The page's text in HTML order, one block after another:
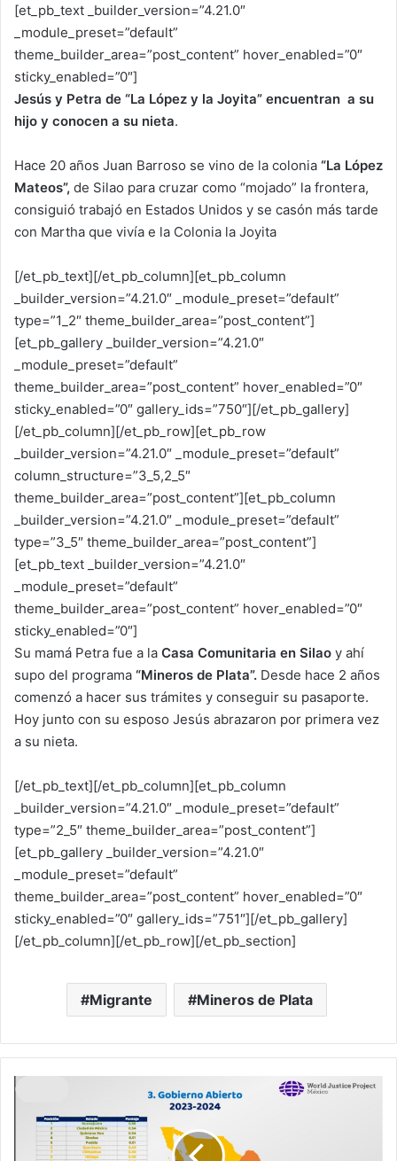
[et_pb_text _builder_version=”4.21.0″
_module_preset=”default”
theme_builder_area=”post_content” hover_enabled=”0″
sticky_enabled=”0″]
Jesús y Petra de “La López y la Joyita” encuentran a su
hijo y conocen a su nieta.
Hace 20 años Juan Barroso se vino de la colonia “La López
Mateos”, de Silao para cruzar como “mojado” la frontera,
consiguió trabajó en Estados Unidos y se casón más tarde
con Martha que vivía e la Colonia la Joyita
[/et_pb_text][/et_pb_column][et_pb_column
_builder_version=”4.21.0″ _module_preset=”default”
type=”1_2″ theme_builder_area=”post_content”]
[et_pb_gallery _builder_version=”4.21.0″
_module_preset=”default”
theme_builder_area=”post_content” hover_enabled=”0″
sticky_enabled=”0″ gallery_ids=”750″][/et_pb_gallery]
[/et_pb_column][/et_pb_row][et_pb_row
_builder_version=”4.21.0″ _module_preset=”default”
column_structure=”3_5,2_5″
theme_builder_area=”post_content”][et_pb_column
_builder_version=”4.21.0″ _module_preset=”default”
type=”3_5″ theme_builder_area=”post_content”]
[et_pb_text _builder_version=”4.21.0″
_module_preset=”default”
theme_builder_area=”post_content” hover_enabled=”0″
sticky_enabled=”0″]
Su mamá Petra fue a la Casa Comunitaria en Silao y ahí
supo del programa “Mineros de Plata”. Desde hace 2 años
comenzó a hacer sus trámites y conseguir su pasaporte.
Hoy junto con su esposo Jesús abrazaron por primera vez
a su nieta.
[/et_pb_text][/et_pb_column][et_pb_column
_builder_version=”4.21.0″ _module_preset=”default”
type=”2_5″ theme_builder_area=”post_content”]
[et_pb_gallery _builder_version=”4.21.0″
_module_preset=”default”
theme_builder_area=”post_content” hover_enabled=”0″
sticky_enabled=”0″ gallery_ids=”751″][/et_pb_gallery]
[/et_pb_column][/et_pb_row][/et_pb_section]
Migrante Mineros de Plata
G